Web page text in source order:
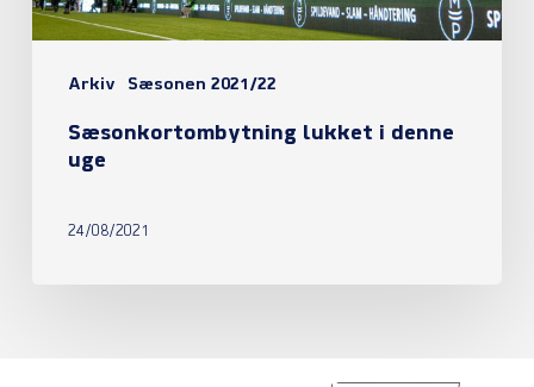
Arkiv Sæsonen 2021/22
Sæsonkortombytning lukket i denne
uge
24/08/2021